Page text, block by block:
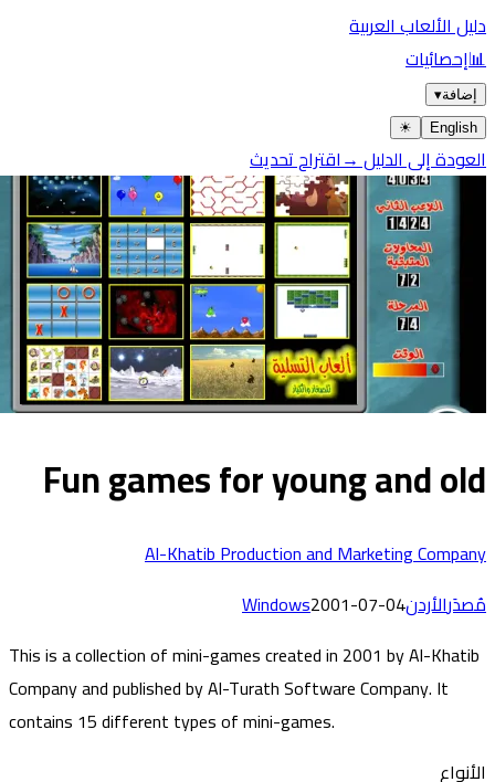
الألعاب العربية
إحصائيات
▾
☀︎
إلى الدليل →اقتراح تحديث
Fun games for young and
Al-Khatib Production and Marketing
الأردن Windows2001-07-04
This is a collection of mini-games created in 2001 by Al-
Company and published by Al-Turath Software Company. It
contains 15 different types of mini-games.